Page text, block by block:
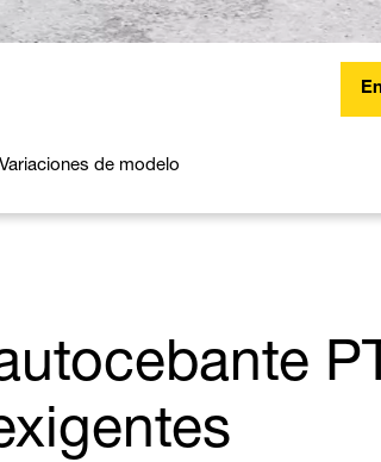
Variaciones de modelo